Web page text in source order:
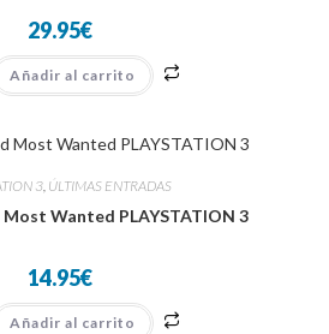
29.95€
Añadir al carrito
3, ÚLTIMAS ENTRADAS
Most Wanted PLAYSTATION 3
14.95€
Añadir al carrito